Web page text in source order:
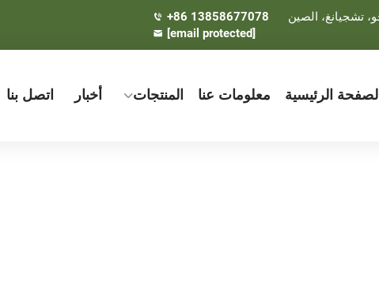
+86 13858677078
[email protected]
الصفحة الرئيسية معلومات عنا المنتجات أخبار اتصل بنا